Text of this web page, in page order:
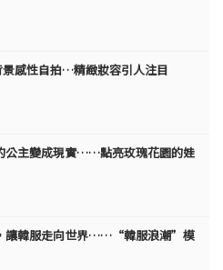
景感性自拍…精緻妝容引人注目
公主變成現實……點亮玫瑰花園的娃
讓韓服走向世界……“韓服浪潮”模